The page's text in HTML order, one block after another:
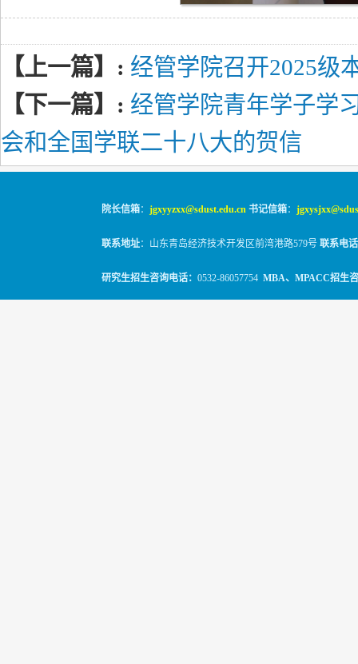
【上一篇】: 经管学院召开2025级
【下一篇】: 经管学院青年学子学
会和全国学联二十八大的贺信
院长信箱： jgxyyzxx@sdust.edu.cn 书记信箱：
联系地址：山东青岛经济技术开发区前湾港路579号 联系电话
研究生招生咨询电话： 0532-86057754 MBA、MPACC招生